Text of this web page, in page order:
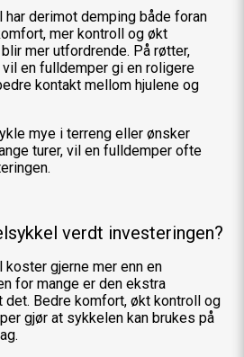
derimot demping både foran
mer kontroll og økt
mer utfordrende. På røtter,
en fulldemper gi en roligere
kontakt mellom hjulene og
mye i terreng eller ønsker
turer, vil en fulldemper ofte
verdt investeringen?
gjerne mer enn en
for mange er den ekstra
det. Bedre komfort, økt kontroll og
gjør at sykkelen kan brukes på